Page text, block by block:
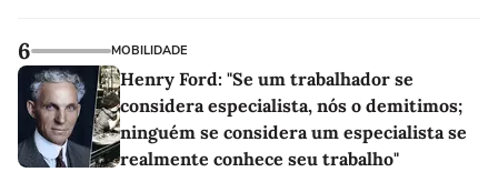
6 MOBILIDADE
Henry Ford: "Se um trabalhador se
considera especialista, nós o demitimos;
ninguém se considera um especialista se
realmente conhece seu trabalho"